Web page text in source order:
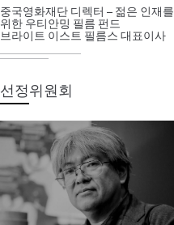
중국영화재단 디렉터 – 젊은 인재를
위한 우티안밍 필름 펀드
브라이트 이스트 필름스 대표이사
선정위원회